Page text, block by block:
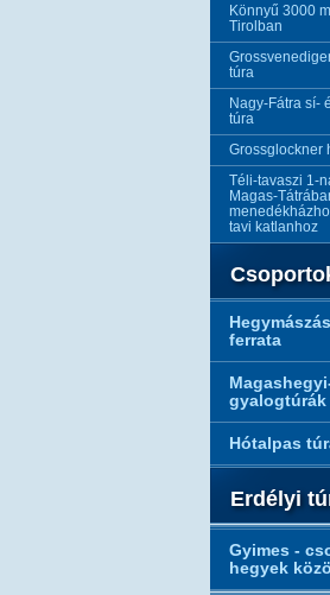
Könnyű 3000
Tirolban
túra
Nagy-Fátra sí-
túra
Grossglockner
Téli-tavaszi 1-
Magas-
tavi katlanhoz
ferrata
gyalogtúrák
Hótalpas
Erdélyi
Gyimes -
hegyek